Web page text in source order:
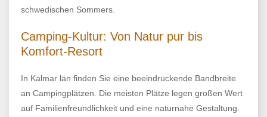
schwedischen Sommers.
Camping-Kultur: Von Natur pur bis
Komfort-Resort
In Kalmar län finden Sie eine beeindruckende Bandbreite
an Campingplätzen. Die meisten Plätze legen großen Wert
auf Familienfreundlichkeit und eine naturnahe Gestaltung.